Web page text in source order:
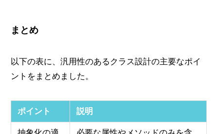
まとめ
以下の表に、汎用性のあるクラス設計の主要なポイ
ントをまとめました。
ポイント 説明